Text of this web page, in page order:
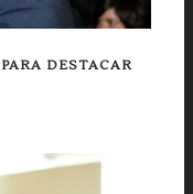
DESTACAR